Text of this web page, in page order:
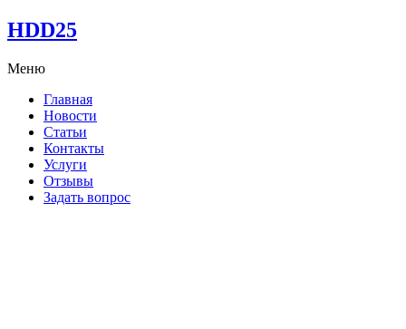
HDD25
Меню
Главная
Новости
Статьи
Контакты
Услуги
Отзывы
Задать вопрос